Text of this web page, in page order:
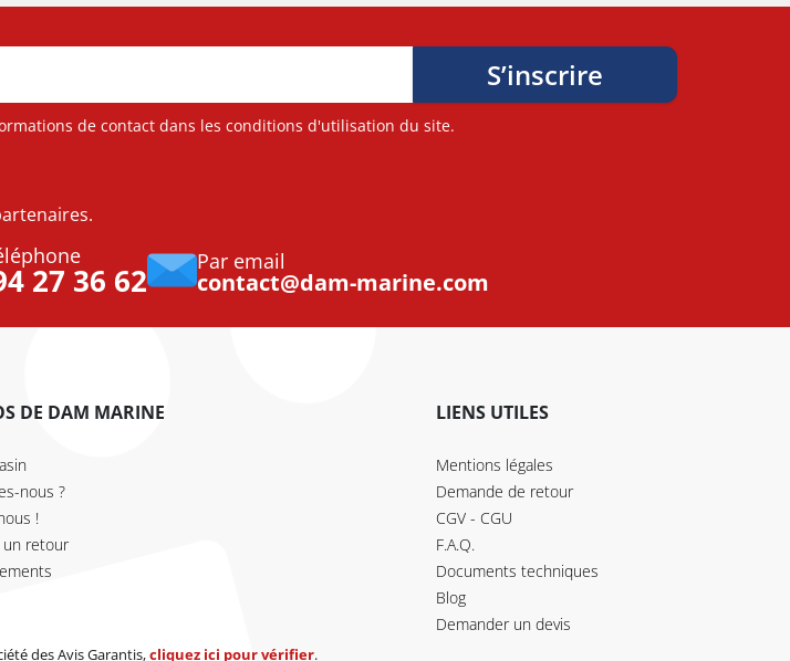
de contact dans les conditions d'utilisation du site.
27 36 62 Par email
contact@dam-marine.com
DE DAM MARINE
nous ?
!
un retour
LIENS UTILES
Mentions légales
Demande de retour
CGV - CGU
F.A.Q.
Documents techniques
Blog
Demander un devis
des Avis Garantis,cliquez ici pour vérifier.